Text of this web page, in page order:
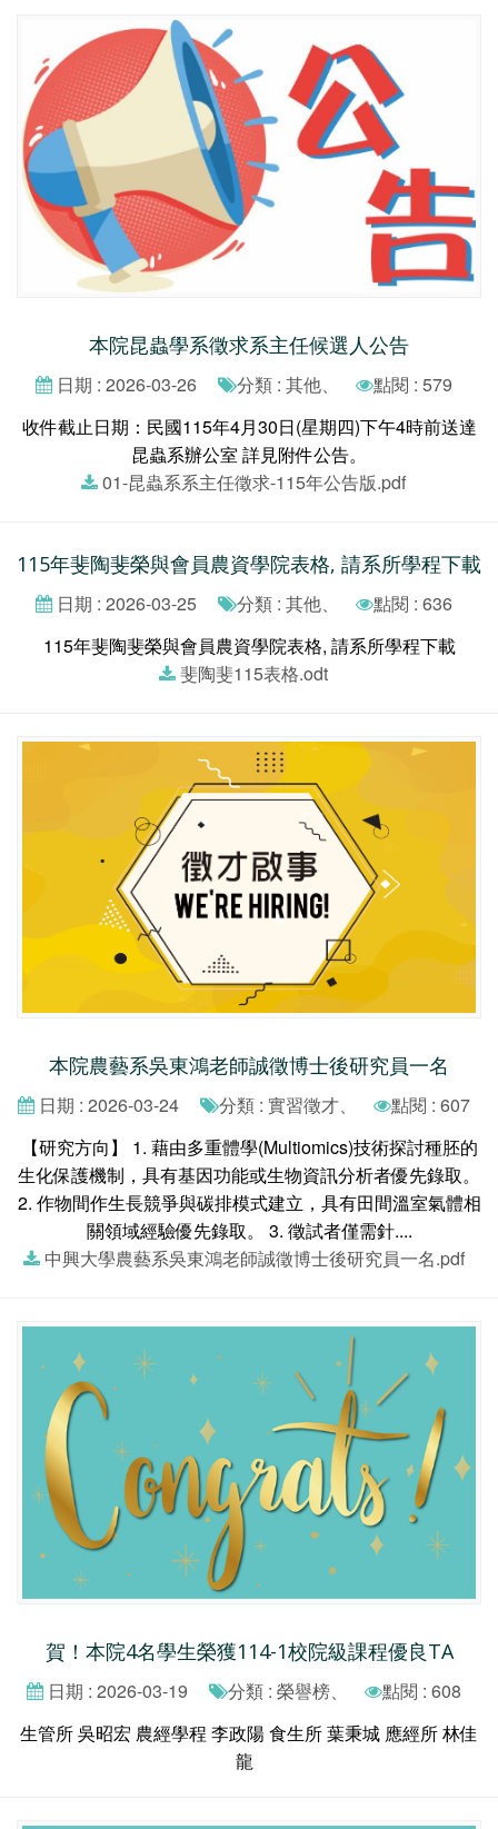
本院昆蟲學系徵求系主任候選人公告
日期 : 2026-03-26 分類 : 其他、
點閱 : 579
收件截止日期：民國115年4月30日(星期四)下午4時前送達
昆蟲系辦公室 詳見附件公告。
01-昆蟲系系主任徵求-115年公告版.pdf
115年斐陶斐榮與會員農資學院表格, 請系所學程下載
日期 : 2026-03-25 分類 : 其他、
點閱 : 636
115年斐陶斐榮與會員農資學院表格, 請系所學程下載
斐陶斐115表格.odt
本院農藝系吳東鴻老師誠徵博士後研究員一名
日期 : 2026-03-24 分類 : 實習徵才、
點閱 : 607
【研究方向】 1. 藉由多重體學(Multiomics)技術探討種胚的
生化保護機制，具有基因功能或生物資訊分析者優先錄取。
2. 作物間作生長競爭與碳排模式建立，具有田間溫室氣體相
關領域經驗優先錄取。 3. 徵試者僅需針....
中興大學農藝系吳東鴻老師誠徵博士後研究員一名.pdf
賀！本院4名學生榮獲114-1校院級課程優良TA
日期 : 2026-03-19 分類 : 榮譽榜、
點閱 : 608
生管所 吳昭宏 農經學程 李政陽 食生所 葉秉城 應經所 林佳
龍